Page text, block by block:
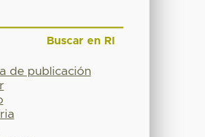
Buscar en RI
de publicación